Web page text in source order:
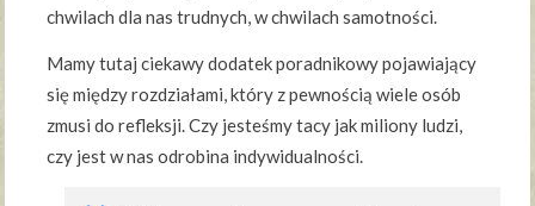
chwilach dla nas trudnych, w chwilach samotności.
Mamy tutaj ciekawy dodatek poradnikowy pojawiający
się między rozdziałami, który z pewnością wiele osób
zmusi do refleksji. Czy jesteśmy tacy jak miliony ludzi,
czy jest w nas odrobina indywidualności.